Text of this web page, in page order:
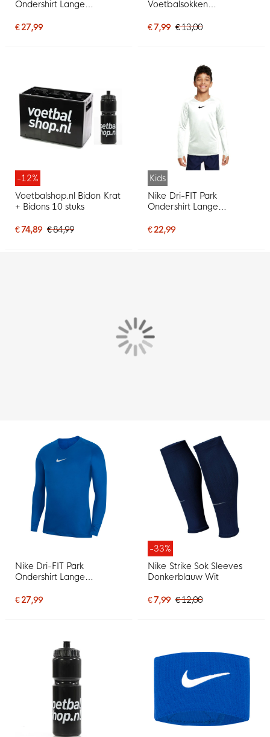
Ondershirt Lange
€ 27,99
Voetbalsokken
€ 7,99 € 13,00
-12%
Voetbalshop.nl Bidon Krat
+ Bidons 10 stuks
€ 74,89 € 84,99
Kids
Nike Dri-FIT Park
Ondershirt Lange
€ 22,99
Nike Dri-FIT Park
Ondershirt Lange
€ 27,99
-33%
Nike Strike Sok Sleeves
Donkerblauw Wit
€ 7,99 € 12,00